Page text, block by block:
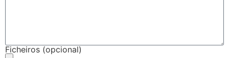
Ficheiros (opcional)